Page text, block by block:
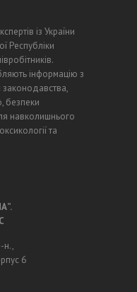
із України
Республіки
інформацію з
законодавства,
безпеки
навколишнього
та
н.,
6